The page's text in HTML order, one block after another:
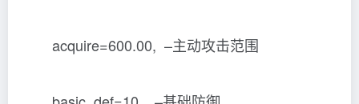
acquire=600.00, –主动攻击范围